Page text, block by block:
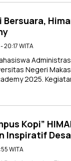
20:17 WITA
Negeri
2025.
Kopi”
Inspiratif
WITA